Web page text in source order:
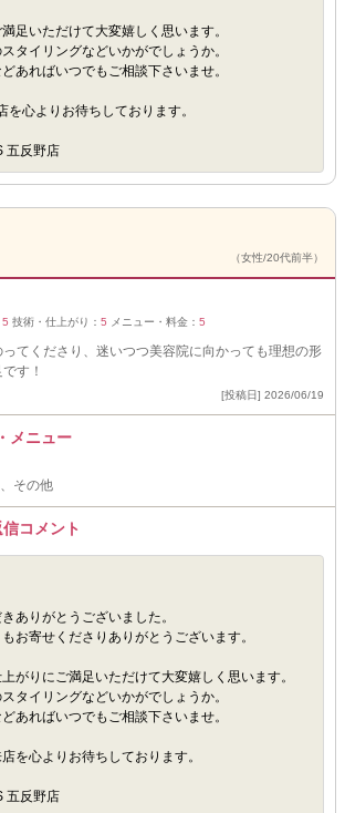
足いただけて大変嬉しく思います。
タイリングなどいかがでしょうか。
あればいつでもご相談下さいませ。
を心よりお待ちしております。
五反野店
（女性/20代前半）
5 技術・仕上がり： 5 メニュー・料金： 5
てくださり、迷いつつ美容院に向かっても理想の形
す！
[投稿日] 2026/06/19
メニュー
その他
コメント
ありがとうございました。
お寄せくださりありがとうございます。
がりにご満足いただけて大変嬉しく思います。
タイリングなどいかがでしょうか。
あればいつでもご相談下さいませ。
を心よりお待ちしております。
五反野店